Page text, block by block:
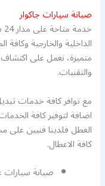
صيانة سيارات جاكوار
الداخلية والخارجية وكافة
متميزة، نعمل على
والتقنيات.
مع توافر كافة خدمات
اضافة لتوفير كافة
العطل فلدينا فنيين على
كافة الاعطال.
صيانة سيارات